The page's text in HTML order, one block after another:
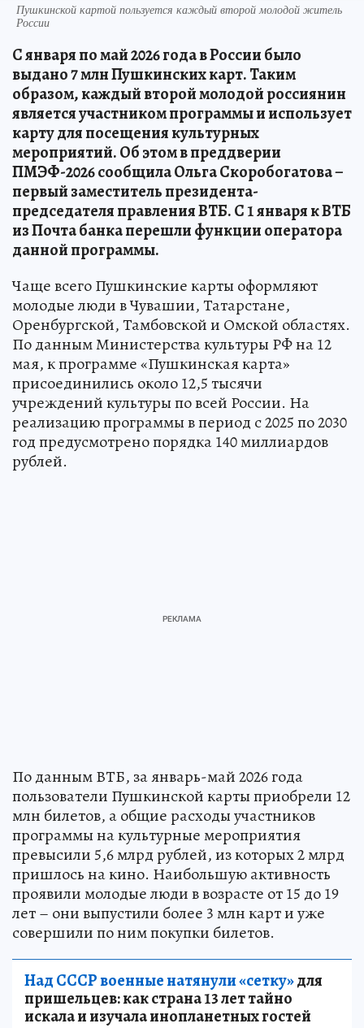
Пушкинской картой пользуется каждый второй молодой житель
России
С января по май 2026 года в России было
выдано 7 млн Пушкинских карт. Таким
образом, каждый второй молодой россиянин
является участником программы и использует
карту для посещения культурных
мероприятий. Об этом в преддверии
ПМЭФ-2026 сообщила Ольга Скоробогатова –
первый заместитель президента-
председателя правления ВТБ. С 1 января к ВТБ
из Почта банка перешли функции оператора
данной программы.
Чаще всего Пушкинские карты оформляют
молодые люди в Чувашии, Татарстане,
Оренбургской, Тамбовской и Омской областях.
По данным Министерства культуры РФ на 12
мая, к программе «Пушкинская карта»
присоединились около 12,5 тысячи
учреждений культуры по всей России. На
реализацию программы в период с 2025 по 2030
год предусмотрено порядка 140 миллиардов
рублей.
По данным ВТБ, за январь-май 2026 года
пользователи Пушкинской карты приобрели 12
млн билетов, а общие расходы участников
программы на культурные мероприятия
превысили 5,6 млрд рублей, из которых 2 млрд
пришлось на кино. Наибольшую активность
проявили молодые люди в возрасте от 15 до 19
лет – они выпустили более 3 млн карт и уже
совершили по ним покупки билетов.
Над СССР военные натянули «сетку»для
пришельцев: как страна 13 лет тайно
искала и изучала инопланетных гостей